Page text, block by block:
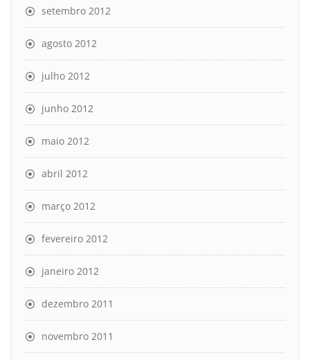
setembro 2012
agosto 2012
julho 2012
junho 2012
maio 2012
abril 2012
março 2012
fevereiro 2012
janeiro 2012
dezembro 2011
novembro 2011